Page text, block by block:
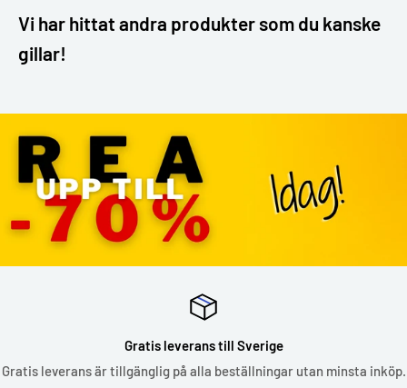
Vi har hittat andra produkter som du kanske
gillar!
Gratis leverans till Sverige
Gratis leverans är tillgänglig på alla beställningar utan minsta inköp.